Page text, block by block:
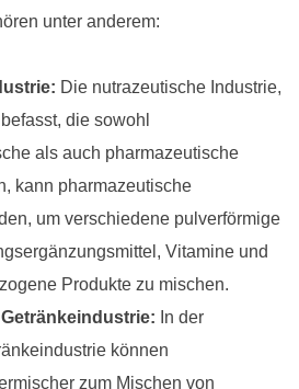
unter anderem:
Die nutrazeutische Industrie,
die sowohl
als auch pharmazeutische
kann pharmazeutische
um verschiedene pulverförmige
Vitamine und
Produkte zu mischen.
In der
können
zum Mischen von